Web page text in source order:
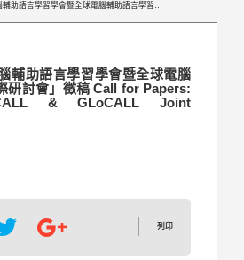
2026年「臺灣電腦輔助語言學習學會暨全球電腦輔助語言學習國際研討會」徵稿 Call for Papers: 2026 TaiwanCALL & GLoCALL Joint Conference
輔助語言學習學會暨全球電腦
研討會」徵稿 Call for Papers:
& GLoCALL Joint
列印